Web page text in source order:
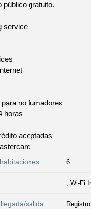
público gratuito.
service
no fumadores
horas
aceptadas
6
, Wi-Fi
salida